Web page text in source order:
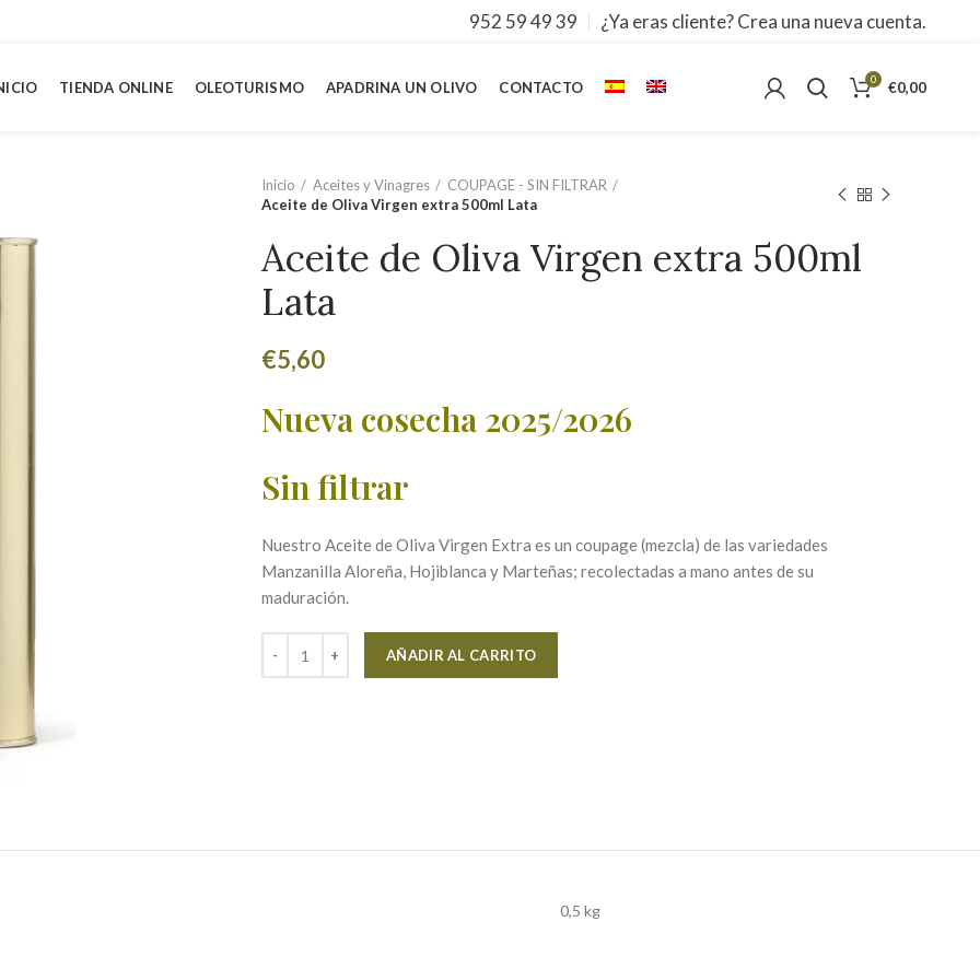
952 59 49 39 ¿Ya eras cliente? Crea una nueva cuenta.
TIENDA ONLINE OLEOTURISMO APADRINA UN OLIVO CONTACTO 0 €0,00
Inicio Aceites y Vinagres
COUPAGE - SIN FILTRAR
Aceite de Oliva Virgen extra 500ml Lata
Aceite de Oliva Virgen extra 500ml
Lata
€5,60
Nueva cosecha 2025/2026
Sin filtrar
Nuestro Aceite de Oliva Virgen Extra es un coupage (mezcla) de las variedades
Manzanilla Aloreña, Hojiblanca y Marteñas; recolectadas a mano antes de su
maduración.
AÑADIR AL CARRITO
0,5 kg